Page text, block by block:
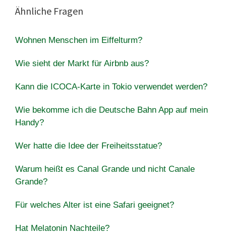
Ähnliche Fragen
Wohnen Menschen im Eiffelturm?
Wie sieht der Markt für Airbnb aus?
Kann die ICOCA-Karte in Tokio verwendet werden?
Wie bekomme ich die Deutsche Bahn App auf mein
Handy?
Wer hatte die Idee der Freiheitsstatue?
Warum heißt es Canal Grande und nicht Canale
Grande?
Für welches Alter ist eine Safari geeignet?
Hat Melatonin Nachteile?